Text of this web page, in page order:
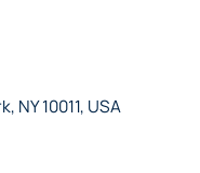
NY 10011, USA